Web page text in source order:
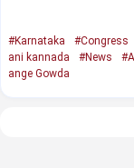
#Karnataka #Congress
ani kannada
#News
ange Gowda